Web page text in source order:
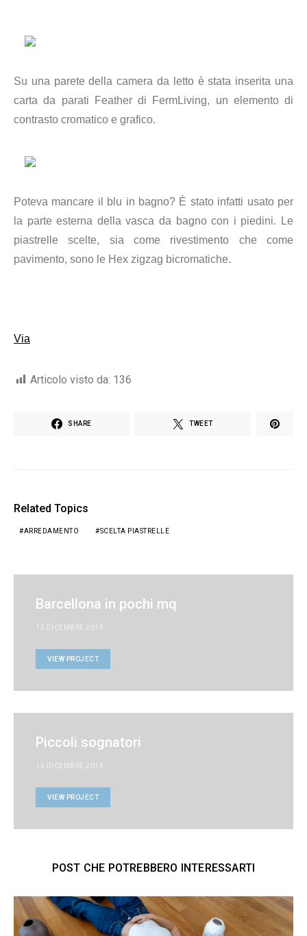
Su una parete della camera da letto è stata inserita una
carta da parati Feather di FermLiving, un elemento di
contrasto cromatico e grafico.
Poteva mancare il blu in bagno? È stato infatti usato per
la parte esterna della vasca da bagno con i piedini. Le
piastrelle scelte, sia come rivestimento che come
pavimento, sono le Hex zigzag bicromatiche.
Via
Articolo visto da: 136
SHARE TWEET
Related Topics
ARREDAMENTO SCELTA PIASTRELLE
Barcellona in pochi mq
12 DICEMBRE 2014
VIEW PROJECT
Piccoli sognatori
16 DICEMBRE 2014
VIEW PROJECT
POST CHE POTREBBERO INTERESSARTI